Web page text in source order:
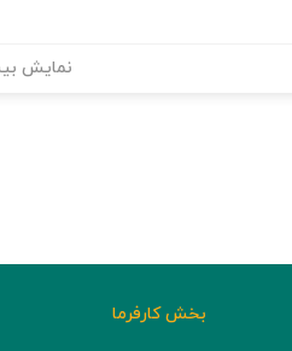
نمایش
بخش کارفرما